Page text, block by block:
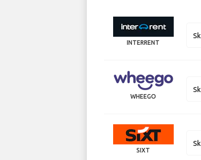
INTERRENT
WHEEGO
SIXT